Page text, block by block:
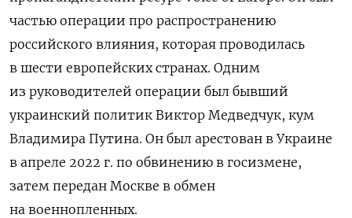
частью операции про распространению
российского влияния, которая проводилась
в шести европейских странах. Одним
из руководителей операции был бывший
украинский политик Виктор Медведчук, кум
Владимира Путина. Он был арестован в Украине
в апреле 2022 г. по обвинению в госизмене,
затем передан Москве в обмен
на военнопленных.